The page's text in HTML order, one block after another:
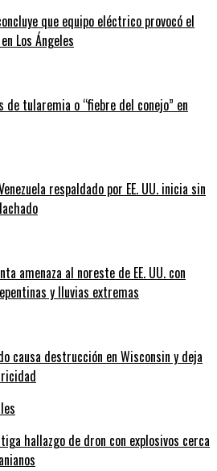
que equipo eléctrico provocó el
Los Ángeles
de tularemia o “fiebre del conejo” en
respaldado por EE. UU. inicia sin
amenaza al noreste de EE. UU. con
y lluvias extremas
causa destrucción en Wisconsin y deja
hallazgo de dron con explosivos cerca